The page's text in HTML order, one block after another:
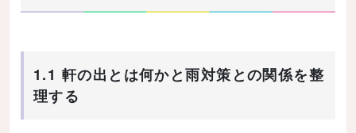
1.1 軒の出とは何かと雨対策との関係を整
理する